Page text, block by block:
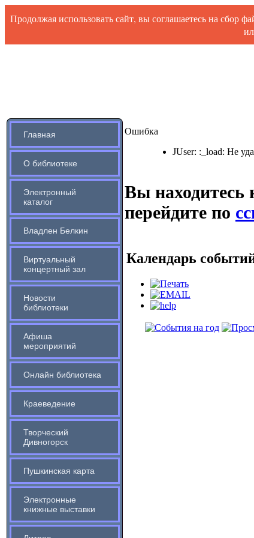
Продолжая использовать сайт, вы соглашаетесь на
Главная
О библиотеке
Электронный
каталог
Владлен Белкин
Виртуальный
концертный зал
Новости
библиотеки
Афиша
мероприятий
Онлайн библиотека
Краеведение
Творческий
Дивногорск
Пушкинская карта
Электронные
книжные выставки
Ошибка
JUser: :_load: Не
Вы находитесь
перейдите по
Календарь